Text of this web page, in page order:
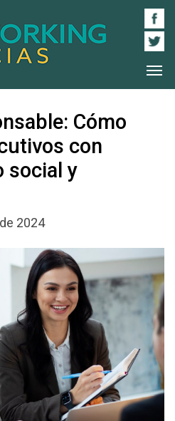
Cómo
con
social y
2024